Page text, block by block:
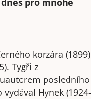
pro mnohé
korzára (1899)
Tygři z
posledního
Hynek (1924-